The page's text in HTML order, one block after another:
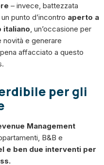
– invece, battezzata
punto d’incontro aperto a
italiano , un’occasione per
e generare
affacciato a questo
per gli
Management
B&B e
e ben due interventi per